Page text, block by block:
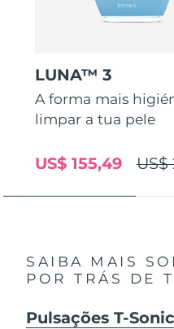
LUNA™ 3
A forma mais
limpar a tua pele
US$
US$ 155,49
SAIBA MAIS
POR TRÁS DE
Pulsações T-